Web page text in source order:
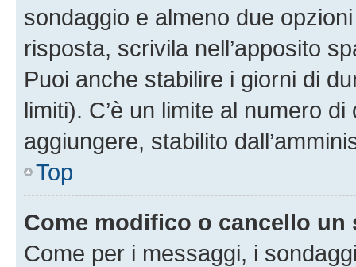
sondaggio e almeno due
risposta, scrivila nell’apposito
Puoi anche stabilire i giorni di
limiti). C’è un limite al numero
aggiungere, stabilito
Top
Come modifico o cancello un
Come per i messaggi, i